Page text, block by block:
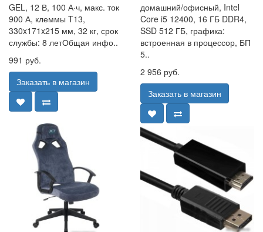
GEL, 12 В, 100 А·ч, макс. ток
900 А, клеммы T13,
330x171x215 мм, 32 кг, срок
службы: 8 летОбщая инфо..
991 руб.
Заказать в магазин
домашний/офисный, Intel
Core i5 12400, 16 ГБ DDR4,
SSD 512 ГБ, графика:
встроенная в процессор, БП
5..
2 956 руб.
Заказать в магазин